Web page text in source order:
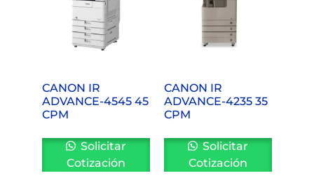
CANON IR
ADVANCE-4545 45
CPM
Solicitar
Cotización
CANON IR
ADVANCE-4235 35
CPM
Solicitar
Cotización